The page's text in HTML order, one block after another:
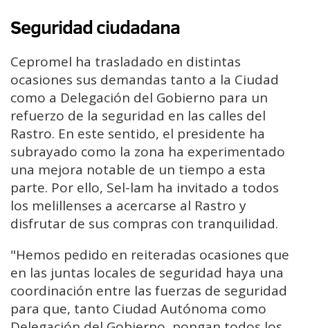
Seguridad ciudadana
Cepromel ha trasladado en distintas
ocasiones sus demandas tanto a la Ciudad
como a Delegación del Gobierno para un
refuerzo de la seguridad en las calles del
Rastro. En este sentido, el presidente ha
subrayado como la zona ha experimentado
una mejora notable de un tiempo a esta
parte. Por ello, Sel-lam ha invitado a todos
los melillenses a acercarse al Rastro y
disfrutar de sus compras con tranquilidad.
"Hemos pedido en reiteradas ocasiones que
en las juntas locales de seguridad haya una
coordinación entre las fuerzas de seguridad
para que, tanto Ciudad Autónoma como